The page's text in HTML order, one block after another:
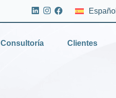
Español
Consultoría Clientes